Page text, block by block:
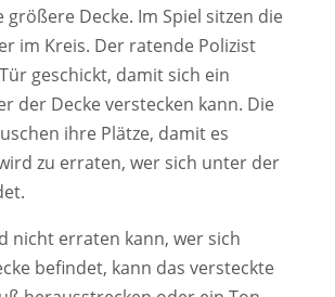
größere Decke. Im Spiel sitzen die
im Kreis. Der ratende Polizist
geschickt, damit sich ein
der Decke verstecken kann. Die
ihre Plätze, damit es
zu erraten, wer sich unter der
nicht erraten kann, wer sich
befindet, kann das versteckte